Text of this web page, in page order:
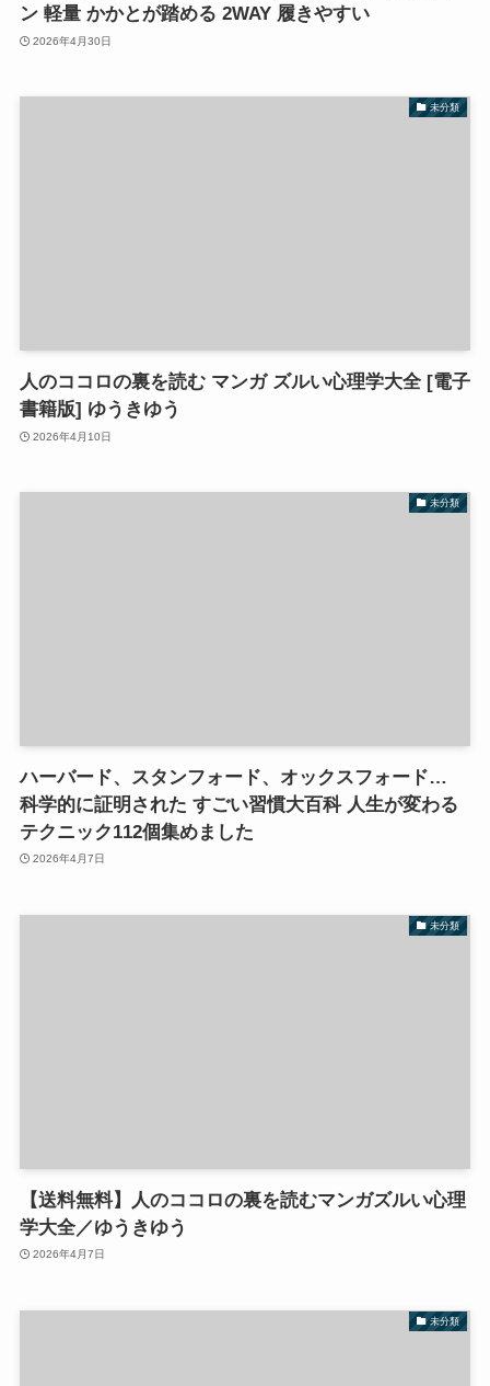
ン 軽量 かかとが踏める 2WAY 履きやすい
2026年4月30日
未分類
人のココロの裏を読む マンガ ズルい心理学大全 [電子
書籍版] ゆうきゆう
2026年4月10日
未分類
ハーバード、スタンフォード、オックスフォード…
科学的に証明された すごい習慣大百科 人生が変わる
テクニック112個集めました
2026年4月7日
未分類
【送料無料】人のココロの裏を読むマンガズルい心理
学大全／ゆうきゆう
2026年4月7日
未分類